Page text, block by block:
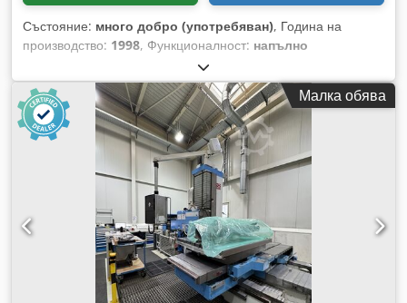
Състояние: много добро (употребяван), Година на
производство: 1998, Функционалност: напълно
, разстояние на движение по ост X:
мм, ход по оста Y:2 500 мм, ход по оста Z:1 000 мм,
дължина на подаване по ос Z:1 500 мм, диаметър на
вретеното:
130 мм, натоварване на масата:25 000 кг
дължина на масата:2 200 мм, ширина на масата:
36 000 кг, мощност:37 kW (50,31 к.с.)
Предлагаме тази бормашина TOS HULIN WD130A,
произведена през 1998 г., в много добро състояние.
Производител: TOS HULIN Dedpfx Agoymmgpe Dokr
Модел: WD130A Година на производство: 1998 Състояние:
Много добро Тип машина: Бормашина Ако имате въпроси
или се нуждаете от допълнителна информация, можете да
ни изпратите съобщение или да ни се обадите.
Малка обява